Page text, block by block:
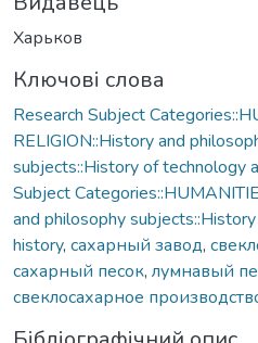
Харьков
Ключові слова
Research Subject
RELIGION::History and
subjects::History of technology
Subject
and philosophy
history, сахарный завод,
сахарный песок, лумнавый
свеклосахарное